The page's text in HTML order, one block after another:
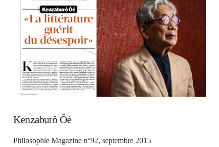
Kenzaburô Ôé
Philosophie Magazine n°92, septembre 2015